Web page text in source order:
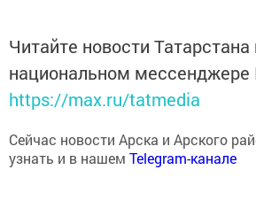
Читайте новости Татарстана в
национальном мессенджере
https://max.ru/tatmedia
узнать и в нашемTelegram-канале